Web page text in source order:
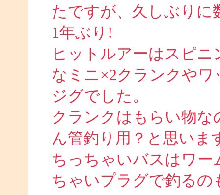
たですが、久しぶりに
1年ぶり!
ヒットルアーはスピ
なミニ×2クランクや
ジグでした。
クランクはもらい物
ん管釣り用？と思いま
ちっちゃいバスはワ
ちゃいプラグで釣るの